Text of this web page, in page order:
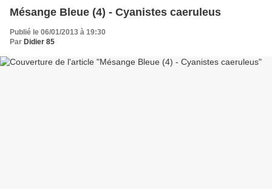
Mésange Bleue (4) - Cyanistes caeruleus
Publié le 06/01/2013 à 19:30
Par Didier 85